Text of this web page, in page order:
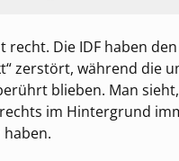
recht. Die IDF haben
zerstört, während die
blieben. Man
im Hintergrund
haben.